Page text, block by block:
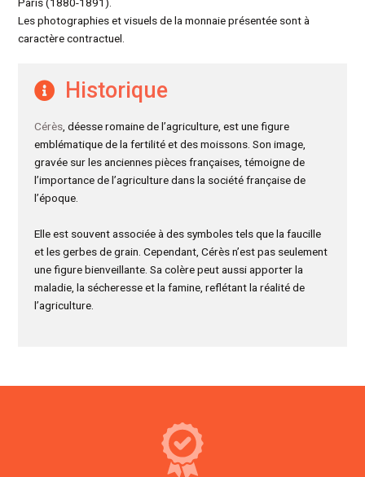
Les photographies et visuels de la monnaie présentée sont à
caractère contractuel.
Historique
Cérès , déesse romaine de l’agriculture, est une figure
emblématique de la fertilité et des moissons. Son image,
gravée sur les anciennes pièces françaises, témoigne de
l’importance de l’agriculture dans la société française de
l’époque.
Elle est souvent associée à des symboles tels que la faucille
et les gerbes de grain. Cependant, Cérès n’est pas seulement
une figure bienveillante. Sa colère peut aussi apporter la
maladie, la sécheresse et la famine, reflétant la réalité de
l’agriculture.